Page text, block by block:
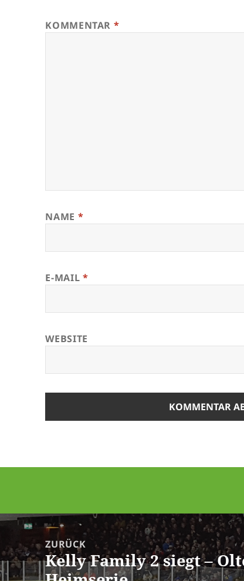
KOMMENTAR *
NAME *
E-MAIL *
WEBSITE
NavigationZURÜCK
Vorheriger
Beitrag:
Kelly Family 2 siegt –